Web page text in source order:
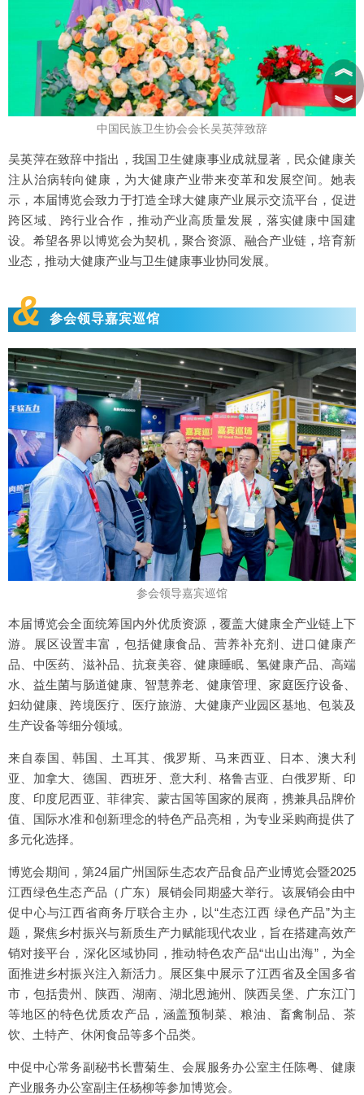
中国民族卫生协会会长吴英萍致辞
吴英萍在致辞中指出，我国卫生健康事业成就显著，民众健康关
注从治病转向健康，为大健康产业带来变革和发展空间。她表
示，本届博览会致力于打造全球大健康产业展示交流平台，促进
跨区域、跨行业合作，推动产业高质量发展，落实健康中国建
设。希望各界以博览会为契机，聚合资源、融合产业链，培育新
业态，推动大健康产业与卫生健康事业协同发展。
& 参会领导嘉宾巡馆
参会领导嘉宾巡馆
本届博览会全面统筹国内外优质资源，覆盖大健康全产业链上下
游。展区设置丰富，包括健康食品、营养补充剂、进口健康产
品、中医药、滋补品、抗衰美容、健康睡眠、氢健康产品、高端
水、益生菌与肠道健康、智慧养老、健康管理、家庭医疗设备、
妇幼健康、跨境医疗、医疗旅游、大健康产业园区基地、包装及
生产设备等细分领域。
来自泰国、韩国、土耳其、俄罗斯、马来西亚、日本、澳大利
亚、加拿大、德国、西班牙、意大利、格鲁吉亚、白俄罗斯、印
度、印度尼西亚、菲律宾、蒙古国等国家的展商，携兼具品牌价
值、国际水准和创新理念的特色产品亮相，为专业采购商提供了
多元化选择。
博览会期间，第24届广州国际生态农产品食品产业博览会暨2025
江西绿色生态产品（广东）展销会同期盛大举行。该展销会由中
促中心与江西省商务厅联合主办，以“生态江西 绿色产品”为主
题，聚焦乡村振兴与新质生产力赋能现代农业，旨在搭建高效产
销对接平台，深化区域协同，推动特色农产品“出山出海”，为全
面推进乡村振兴注入新活力。展区集中展示了江西省及全国多省
市，包括贵州、陕西、湖南、湖北恩施州、陕西吴堡、广东江门
等地区的特色优质农产品，涵盖预制菜、粮油、畜禽制品、茶
饮、土特产、休闲食品等多个品类。
中促中心常务副秘书长曹菊生、会展服务办公室主任陈粤、健康
产业服务办公室副主任杨柳等参加博览会。
︽
︾